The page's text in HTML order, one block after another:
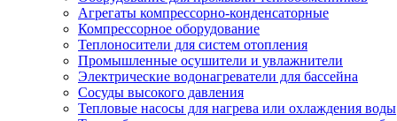
Агрегаты компрессорно-конденсаторные
Компрессорное оборудование
Теплоносители для систем отопления
Промышленные осушители и увлажнители
Электрические водонагреватели для бассейна
Сосуды высокого давления
Тепловые насосы для нагрева или охлаждения воды